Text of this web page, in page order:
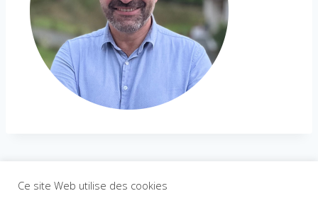
Ce site Web utilise des cookies